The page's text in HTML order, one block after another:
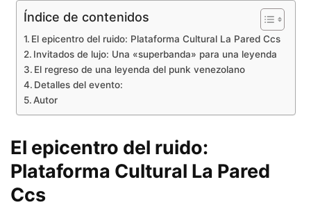
Índice de contenidos
El epicentro del ruido: Plataforma Cultural La Pared Ccs
Invitados de lujo: Una «superbanda» para una leyenda
El regreso de una leyenda del punk venezolano
Detalles del evento:
Autor
El epicentro del ruido:
Plataforma Cultural La Pared
Ccs